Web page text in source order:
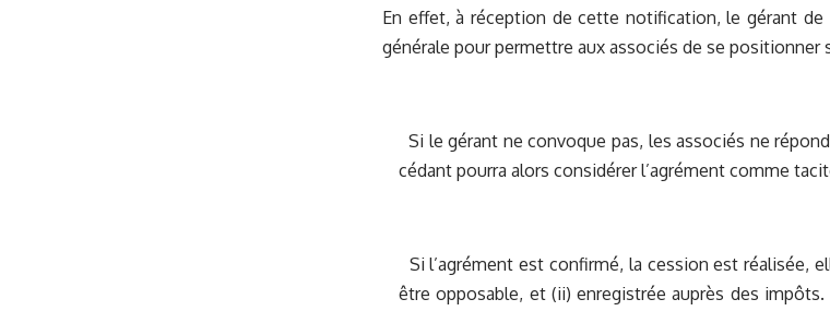
En effet, à réception de cette notification, le gérant
générale pour permettre aux associés de se positionner
Si le gérant ne convoque pas, les associés ne
cédant pourra alors considérer l’agrément comme
Si l’agrément est confirmé, la cession est réalisée,
être opposable, et (ii) enregistrée auprès des